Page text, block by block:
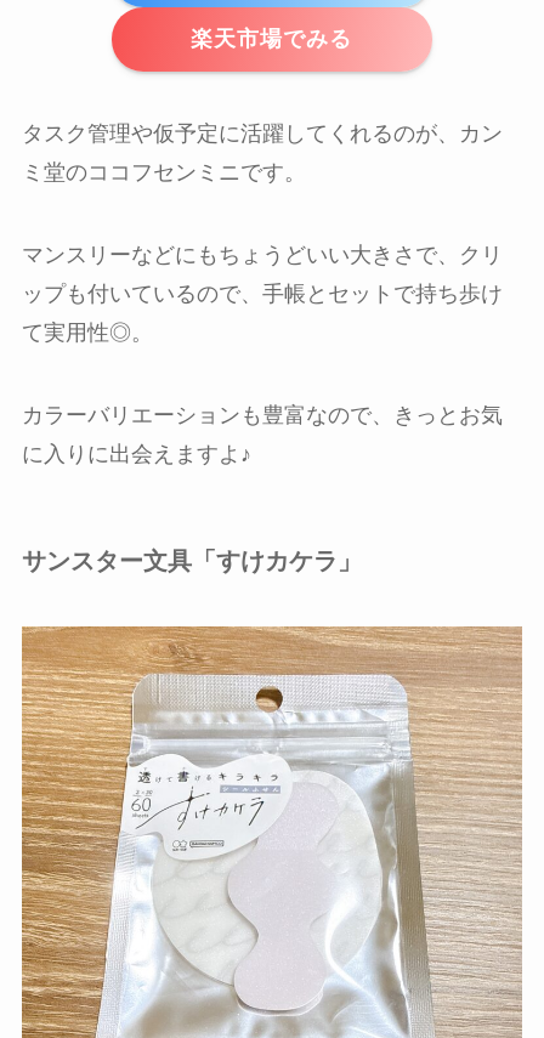
楽天市場でみる
タスク管理や仮予定に活躍してくれるのが、カン
ミ堂のココフセンミニです。
マンスリーなどにもちょうどいい大きさで、クリ
ップも付いているので、手帳とセットで持ち歩け
て実用性◎。
カラーバリエーションも豊富なので、きっとお気
に入りに出会えますよ♪
サンスター文具「すけカケラ」